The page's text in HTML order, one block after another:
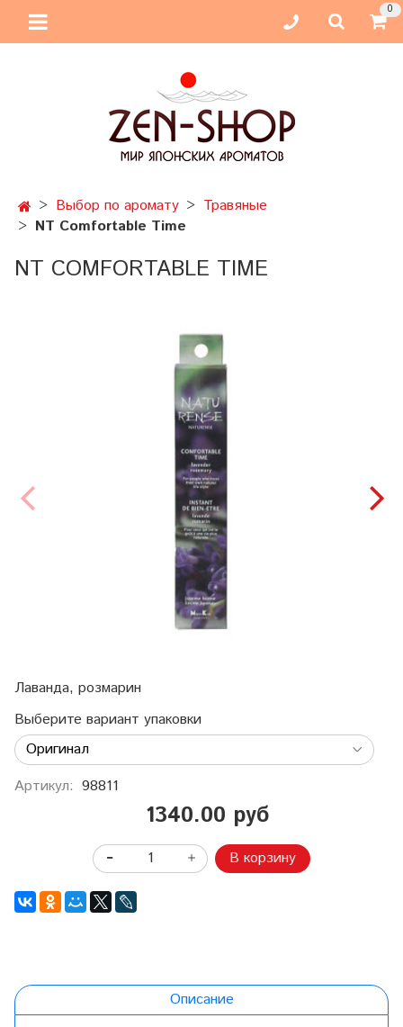
0
Выбор по аромату
Травяные
NT Comfortable Time
NT COMFORTABLE TIME
Лаванда, розмарин
Выберите вариант упаковки
Артикул: 98811
1340.00 руб
В корзину
Описание